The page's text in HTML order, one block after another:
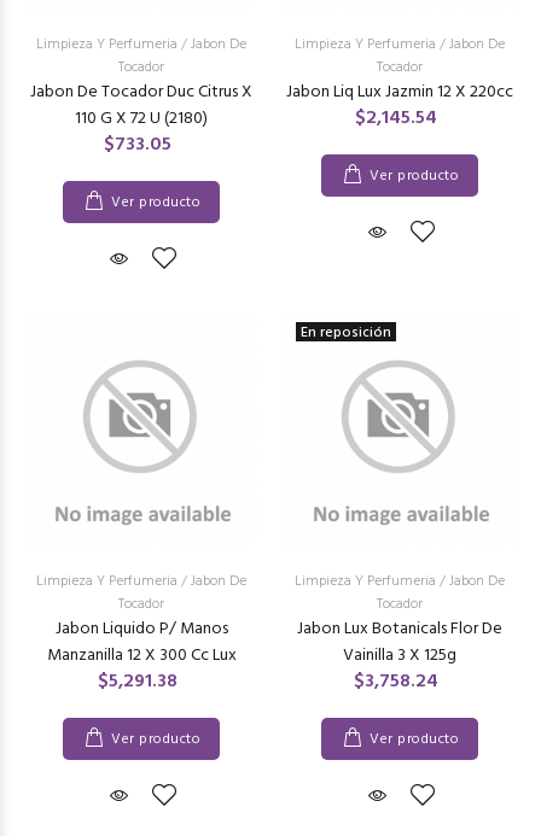
Limpieza Y Perfumeria /Jabon De
Tocador
Jabon De Tocador Duc Citrus X
110 G X 72 U (2180)
$733.05
Ver producto
Limpieza Y Perfumeria /Jabon De
Tocador
Jabon Liq Lux Jazmin 12 X 220cc
$2,145.54
Ver producto
Limpieza Y Perfumeria /Jabon De
Tocador
Jabon Liquido P/ Manos
Manzanilla 12 X 300 Cc Lux
$5,291.38
Ver producto
En reposición
Limpieza Y Perfumeria /Jabon De
Tocador
Jabon Lux Botanicals Flor De
Vainilla 3 X 125g
$3,758.24
Ver producto